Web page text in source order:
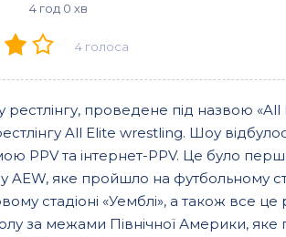
4 год 0 хв
4 голоса
проведене під назвою
All Elite wrestling. Шоу
PPV та інтернет-PPV. Це було
яке пройшло на футбольному
стадіоні «Уемблі», а також все це
за межами Північної Америки, яке